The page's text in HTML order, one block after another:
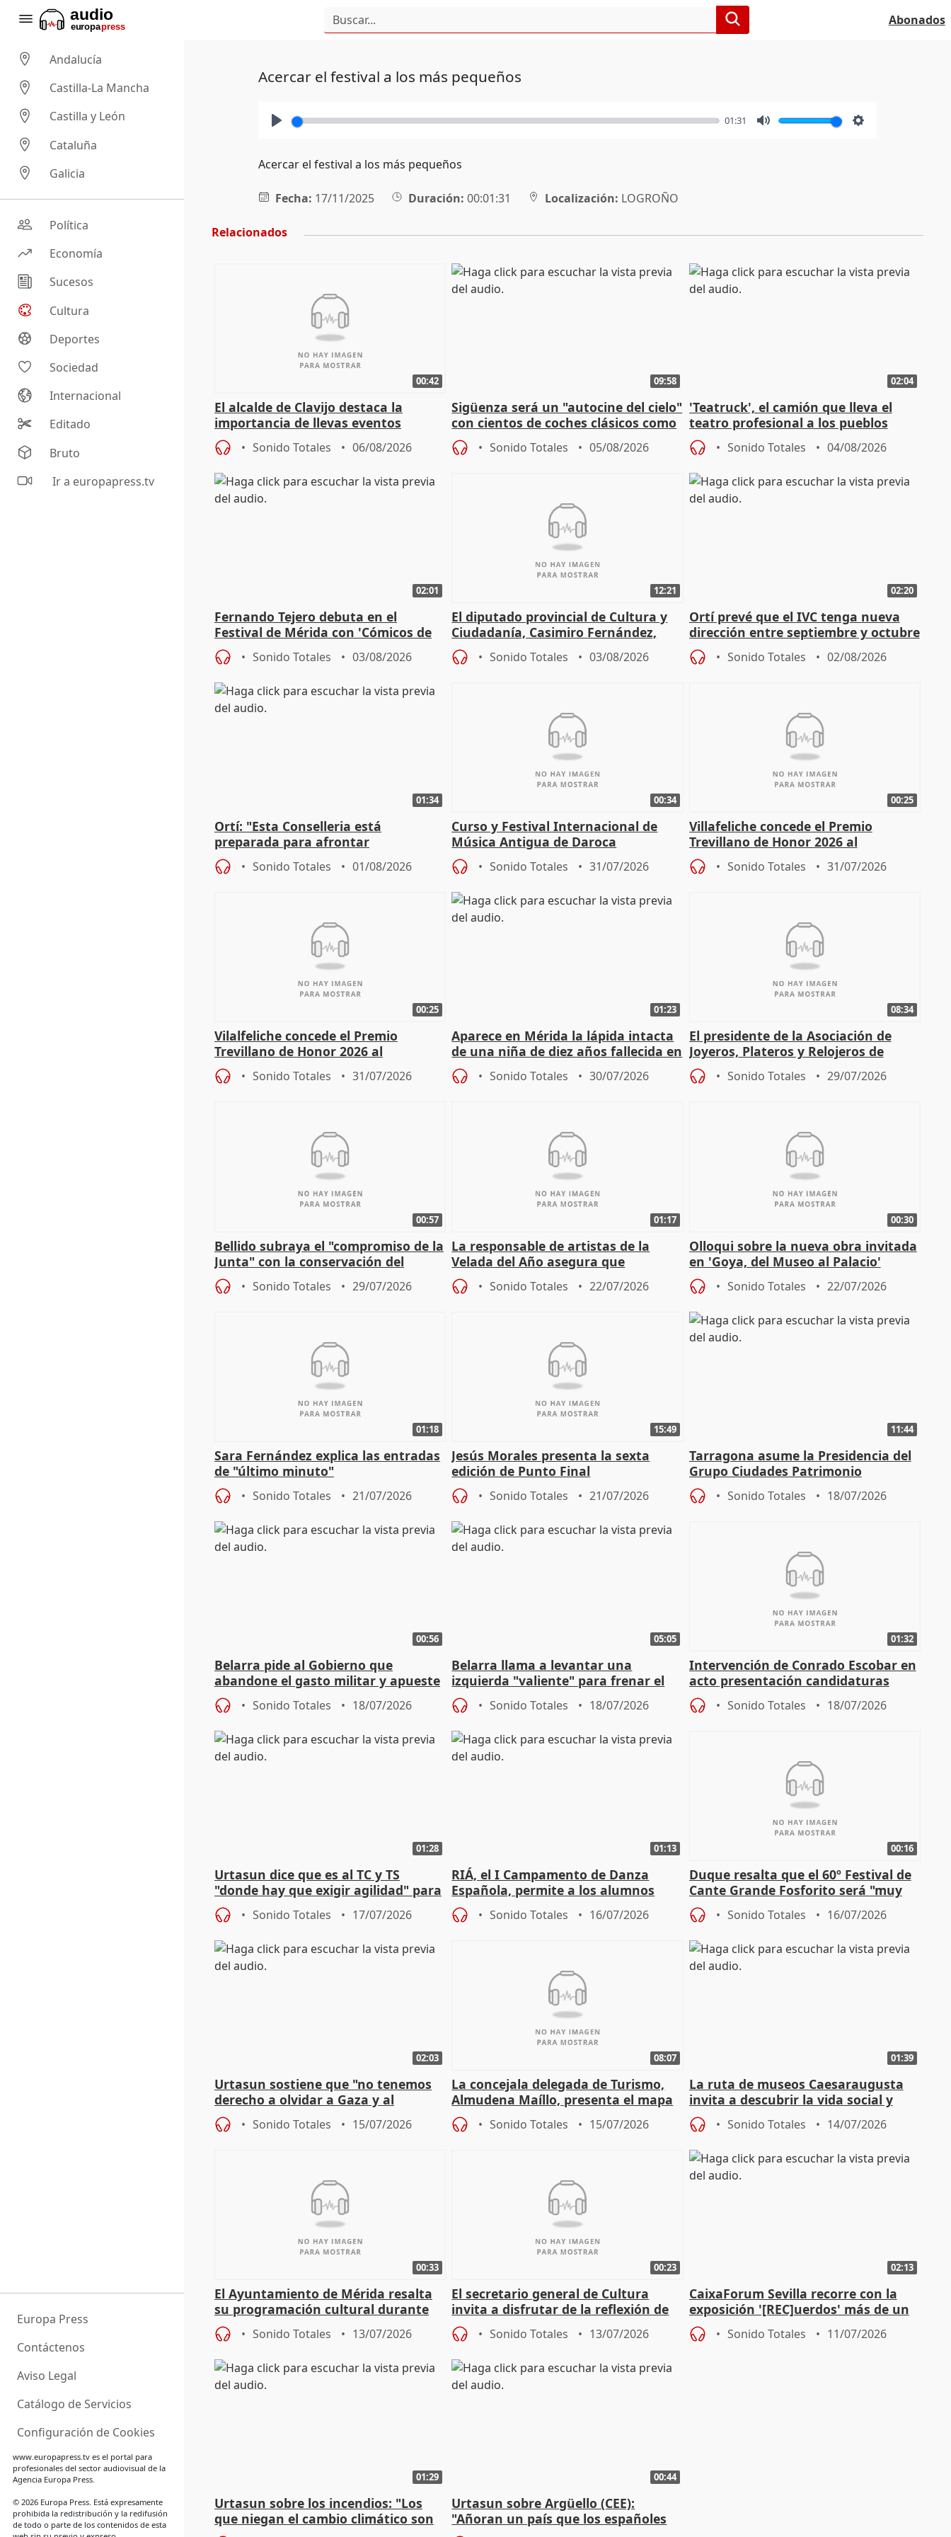
Abonados
Andalucía
Castilla-La Mancha
Castilla y León
Cataluña
Galicia
Política
Economía
Sucesos
Cultura
Deportes
Sociedad
Internacional
Editado
Bruto
Ir a europapress.tv
Europa Press
Contáctenos
Aviso Legal
Catálogo de Servicios
Configuración de Cookies
www.europapress.tves el portal para
profesionales del sector audiovisual de la
Agencia Europa Press.
© 2026 Europa Press. Está expresamente
prohibida la redistribución y la redifusión
de todo o parte de los contenidos de esta
Acercar el festival a los más pequeños
01:31
Acercar el festival a los más pequeños
Fecha: 17/11/2025 Duración: 00:01:31 Localización: LOGROÑO
Relacionados
00:42
El alcalde de Clavijo destaca la
importancia de llevas eventos
culturales a los pueblos
Sonido Totales 06/08/2026
09:58
Sigüenza será un "autocine del cielo"
con cientos de coches clásicos como
espectadores
Sonido Totales 05/08/2026
02:04
'Teatruck', el camión que lleva el
teatro profesional a los pueblos
extremeños
Sonido Totales 04/08/2026
02:01
Fernando Tejero debuta en el
Festival de Mérida con 'Cómicos de
Roma': "Strabo me ha escogido"
Sonido Totales 03/08/2026
12:21
El diputado provincial de Cultura y
Ciudadanía, Casimiro Fernández,
sobre el balance de entradas
Sonido Totales 03/08/2026
02:20
Ortí prevé que el IVC tenga nueva
dirección entre septiembre y octubre
Sonido Totales 02/08/2026
01:34
Ortí: "Esta Conselleria está
preparada para afrontar
absolutamente todos los escenarios"
Sonido Totales 01/08/2026
00:34
Curso y Festival Internacional de
Música Antigua de Daroca
Sonido Totales 31/07/2026
00:25
Villafeliche concede el Premio
Trevillano de Honor 2026 al
periodista Xabier Fortes
Sonido Totales 31/07/2026
00:25
Vilalfeliche concede el Premio
Trevillano de Honor 2026 al
periodista Xabier Fortes
Sonido Totales 31/07/2026
01:23
Aparece en Mérida la lápida intacta
de una niña de diez años fallecida en
el año 519 d.C.
Sonido Totales 30/07/2026
08:34
El presidente de la Asociación de
Joyeros, Plateros y Relojeros de
Córdoba celebra la IGP
Sonido Totales 29/07/2026
00:57
Bellido subraya el "compromiso de la
Junta" con la conservación del
patrimonio en Córdoba
Sonido Totales 29/07/2026
01:17
La responsable de artistas de la
Velada del Año asegura que
"Andalucía está muy presente" en la
cita
Sonido Totales 22/07/2026
00:30
Olloqui sobre la nueva obra invitada
en 'Goya, del Museo al Palacio'
Sonido Totales 22/07/2026
01:18
Sara Fernández explica las entradas
de "último minuto"
Sonido Totales 21/07/2026
15:49
Jesús Morales presenta la sexta
edición de Punto Final
Sonido Totales 21/07/2026
11:44
Tarragona asume la Presidencia del
Grupo Ciudades Patrimonio
Sonido Totales 18/07/2026
00:56
Belarra pide al Gobierno que
abandone el gasto militar y apueste
"de verdad" por la cultura
Sonido Totales 18/07/2026
05:05
Belarra llama a levantar una
izquierda "valiente" para frenar el
avance de la extrema derecha
Sonido Totales 18/07/2026
01:32
Intervención de Conrado Escobar en
acto presentación candidaturas
alcaldes PP para 2027
Sonido Totales 18/07/2026
01:28
Urtasun dice que es al TC y TS
"donde hay que exigir agilidad" para
aplicar la Ley de Amnistía
Sonido Totales 17/07/2026
01:13
RIÁ, el I Campamento de Danza
Española, permite a los alumnos
"sacar su talento a flor de piel"
Sonido Totales 16/07/2026
00:16
Duque resalta que el 60º Festival de
Cante Grande Fosforito será "muy
especial" tras su pérdida
Sonido Totales 16/07/2026
02:03
Urtasun sostiene que "no tenemos
derecho a olvidar a Gaza y al
genocidio"
Sonido Totales 15/07/2026
08:07
La concejala delegada de Turismo,
Almudena Maíllo, presenta el mapa
'Nuevas comedias madrileñas'
Sonido Totales 15/07/2026
01:39
La ruta de museos Caesaraugusta
invita a descubrir la vida social y
económica de la Zaragoza ro
Sonido Totales 14/07/2026
00:33
El Ayuntamiento de Mérida resalta
su programación cultural durante
todo el año
Sonido Totales 13/07/2026
00:23
El secretario general de Cultura
invita a disfrutar de la reflexión de
lo humano de Timón de Atenas
Sonido Totales 13/07/2026
02:13
CaixaForum Sevilla recorre con la
exposición '[REC]uerdos' más de un
siglo de cine doméstico
Sonido Totales 11/07/2026
01:29
Urtasun sobre los incendios: "Los
que niegan el cambio climático son
00:44
Urtasun sobre Argüello (CEE):
"Añoran un país que los españoles